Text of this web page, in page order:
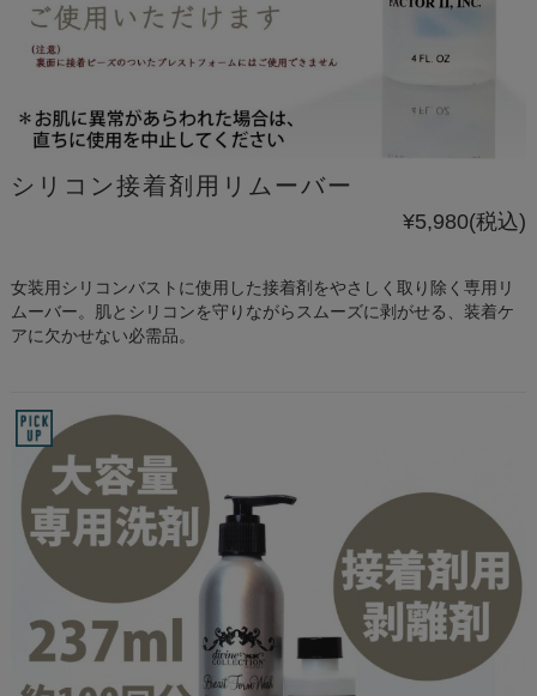
シリコン接着剤用リムーバー
¥5,980(税込)
女装用シリコンバストに使用した接着剤をやさしく取り除く専用リ
ムーバー。肌とシリコンを守りながらスムーズに剥がせる、装着ケ
アに欠かせない必需品。